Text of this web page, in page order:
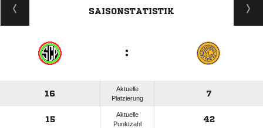
SAISONSTATISTIK
:
16
Aktuelle
Platzierung
7
15
Aktuelle
Punktzahl
42